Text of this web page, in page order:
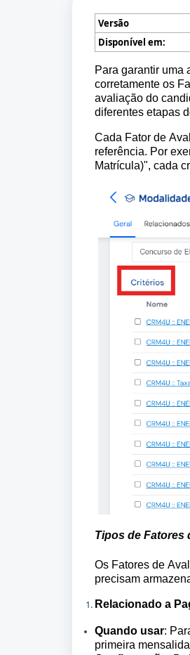
Versão
Disponível em:
Para garantir uma
corretamente os
avaliação do
diferentes etapas
Cada Fator de
referência. Por
Matrícula)", cada
Tipos de Fatores
Os Fatores de
precisam
Relacionado a
Quando usar:
primeira